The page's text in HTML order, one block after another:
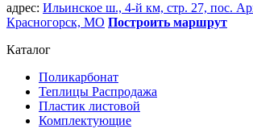
адрес: Ильинское ш., 4-й км, стр. 27, пос.
Красногорск, МО Построить маршрут
Каталог
Поликарбонат
Теплицы Распродажа
Пластик листовой
Комплектующие